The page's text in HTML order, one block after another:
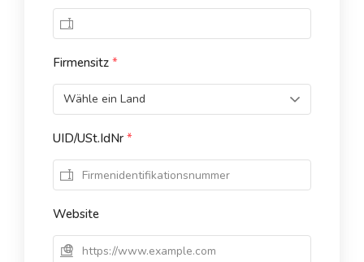
Firmensitz *
UID/USt.IdNr *
Website